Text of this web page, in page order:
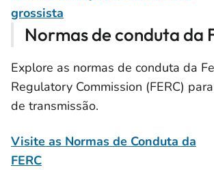
grossista
Normas de conduta da
Explore as normas de conduta da
Regulatory Commission (FERC)
de transmissão.
Visite as Normas de Conduta da
FERC